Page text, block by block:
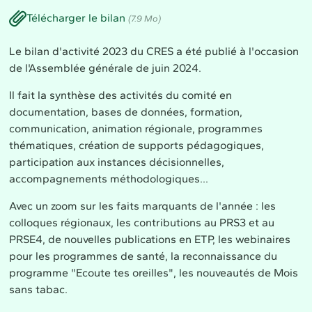
Télécharger le bilan(7.9 Mo)
Le bilan d'activité 2023 du CRES a été publié à l'occasion
de l'Assemblée générale de juin 2024.
Il fait la synthèse des activités du comité en
documentation, bases de données, formation,
communication, animation régionale, programmes
thématiques, création de supports pédagogiques,
participation aux instances décisionnelles,
accompagnements méthodologiques...
Avec un zoom sur les faits marquants de l'année : les
colloques régionaux, les contributions au PRS3 et au
PRSE4, de nouvelles publications en ETP, les webinaires
pour les programmes de santé, la reconnaissance du
programme "Ecoute tes oreilles", les nouveautés de Mois
sans tabac.